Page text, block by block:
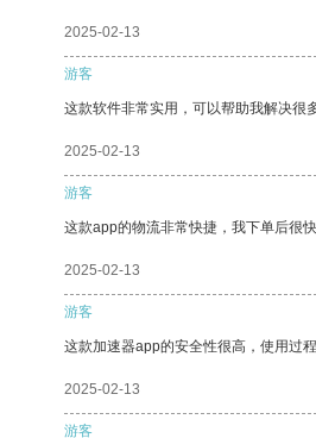
2025-02-13
游客
这款软件非常实用，可以帮助我解决很
2025-02-13
游客
这款app的物流非常快捷，我下单后很快
2025-02-13
游客
这款加速器app的安全性很高，使用过
2025-02-13
游客